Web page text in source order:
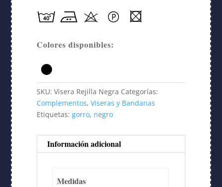
Colores disponibles:
SKU: Visera Rejilla Negra Categorías:
Complementos, Viseras y Bandanas
Etiquetas: gorro, negro
Información adicional
Medidas